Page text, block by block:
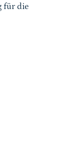
für die